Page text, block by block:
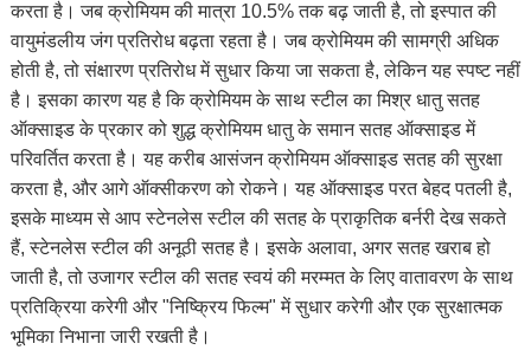
करता है। जब क्रोमियम की मात्रा 10.5% तक बढ़ जाती है, तो इस्पात की
वायुमंडलीय जंग प्रतिरोध बढ़ता रहता है। जब क्रोमियम की सामग्री अधिक
होती है, तो संक्षारण प्रतिरोध में सुधार किया जा सकता है, लेकिन यह स्पष्ट नहीं
है। इसका कारण यह है कि क्रोमियम के साथ स्टील का मिश्र धातु सतह
ऑक्साइड के प्रकार को शुद्ध क्रोमियम धातु के समान सतह ऑक्साइड में
परिवर्तित करता है। यह करीब आसंजन क्रोमियम ऑक्साइड सतह की सुरक्षा
करता है, और आगे ऑक्सीकरण को रोकने। यह ऑक्साइड परत बेहद पतली है,
इसके माध्यम से आप स्टेनलेस स्टील की सतह के प्राकृतिक बर्नरी देख सकते
हैं, स्टेनलेस स्टील की अनूठी सतह है। इसके अलावा, अगर सतह खराब हो
जाती है, तो उजागर स्टील की सतह स्वयं की मरम्मत के लिए वातावरण के साथ
प्रतिक्रिया करेगी और "निष्क्रिय फिल्म" में सुधार करेगी और एक सुरक्षात्मक
भूमिका निभाना जारी रखती है।